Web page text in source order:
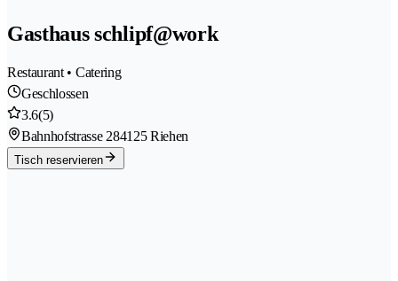
Gasthaus schlipf@work
Restaurant • Catering
Geschlossen
3.6(5)
Bahnhofstrasse 284125 Riehen
Tisch reservieren